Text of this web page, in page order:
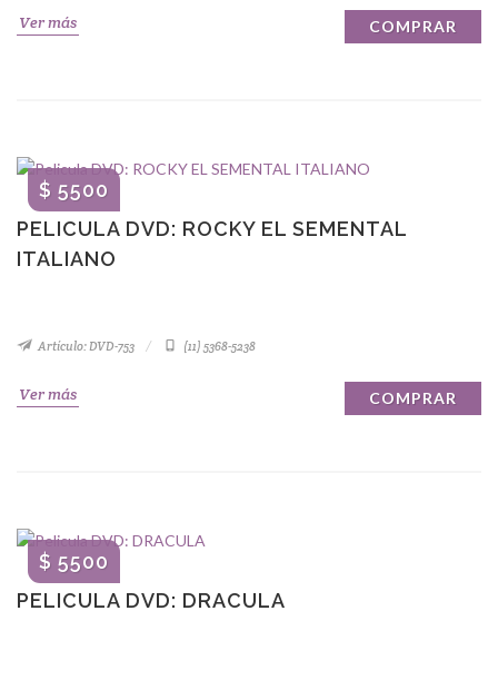
Ver más COMPRAR
PELICULA DVD: ROCKY EL SEMENTAL
ITALIANO
$ 5500
Artículo: DVD-753 (11) 5368-5238
Ver más COMPRAR
PELICULA DVD: DRACULA
$ 5500